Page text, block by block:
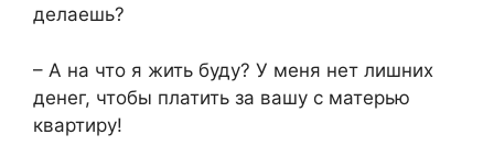
делаешь?
– А на что я жить буду? У меня нет лишних
денег, чтобы платить за вашу с матерью
квартиру!